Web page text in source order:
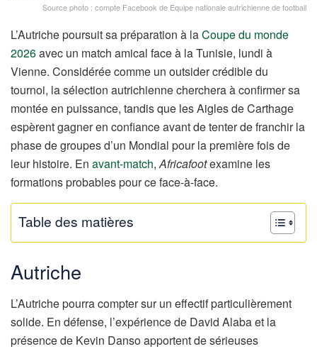
Source photo : compte Facebook de Equipe nationale autrichienne de football
L’Autriche poursuit sa préparation à laCoupe du monde
2026avec un match amical face à la Tunisie, lundi à
Vienne. Considérée comme un outsider crédible du
tournoi, la sélection autrichienne cherchera à confirmer sa
montée en puissance, tandis que les Aigles de Carthage
espèrent gagner en confiance avant de tenter de franchir la
phase de groupes d’un Mondial pour la première fois de
leur histoire. En avant-match,Africafootexamine les
formations probables pour ce face-à-face.
Table des matières
Autriche
L’Autriche pourra compter sur un effectif particulièrement
solide. En défense, l’expérience de David Alaba et la
présence de Kevin Danso apportent de sérieuses